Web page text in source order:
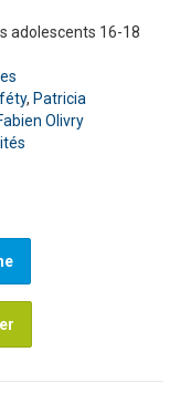
adolescents 16-18
, Patricia
Olivry